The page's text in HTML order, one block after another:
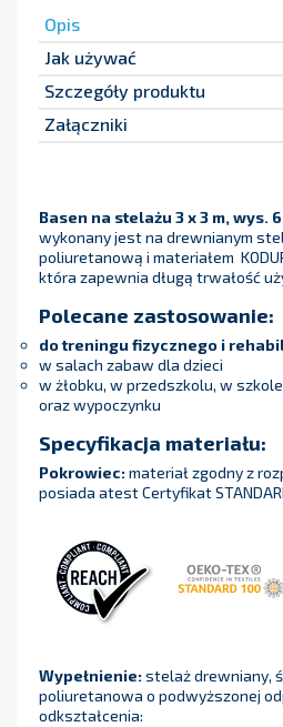
Opis
Jak używać
Szczegóły produktu
Załączniki
Basen na stelażu 3 x 3 m, wys.
wykonany jest na drewnianym
poliuretanową i materiałem
która zapewnia długą trwałość
Polecane zastosowanie:
do treningu fizycznego i
w salach zabaw dla dzieci
w żłobku, w przedszkolu, w
oraz wypoczynku
Specyfikacja materiału:
Pokrowiec:materiał zgodny z
posiada atest Certyfikat
Wypełnienie:stelaż drewniany,
poliuretanowa o podwyższonej
odkształcenia: